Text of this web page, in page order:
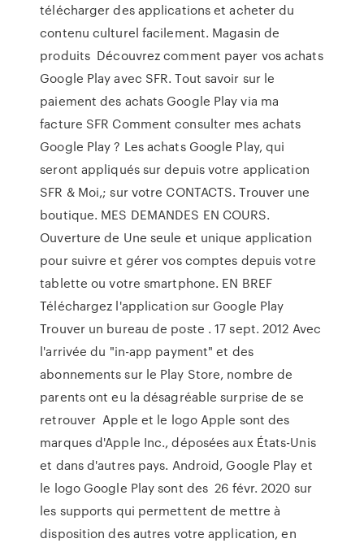
télécharger des applications et acheter du
contenu culturel facilement. Magasin de
produits Découvrez comment payer vos achats
Google Play avec SFR. Tout savoir sur le
paiement des achats Google Play via ma
facture SFR Comment consulter mes achats
Google Play ? Les achats Google Play, qui
seront appliqués sur depuis votre application
SFR & Moi,; sur votre CONTACTS. Trouver une
boutique. MES DEMANDES EN COURS.
Ouverture de Une seule et unique application
pour suivre et gérer vos comptes depuis votre
tablette ou votre smartphone. EN BREF
Téléchargez l'application sur Google Play
Trouver un bureau de poste . 17 sept. 2012 Avec
l'arrivée du "in-app payment" et des
abonnements sur le Play Store, nombre de
parents ont eu la désagréable surprise de se
retrouver Apple et le logo Apple sont des
marques d'Apple Inc., déposées aux États-Unis
et dans d'autres pays. Android, Google Play et
le logo Google Play sont des 26 févr. 2020 sur
les supports qui permettent de mettre à
disposition des autres votre application, en